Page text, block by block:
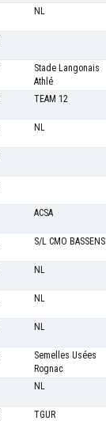
NL
Stade Langonais
Athlé
TEAM 12
NL
ACSA
S/L CMO BASSENS
NL
NL
NL
Semelles Usées
Rognac
NL
TGUR